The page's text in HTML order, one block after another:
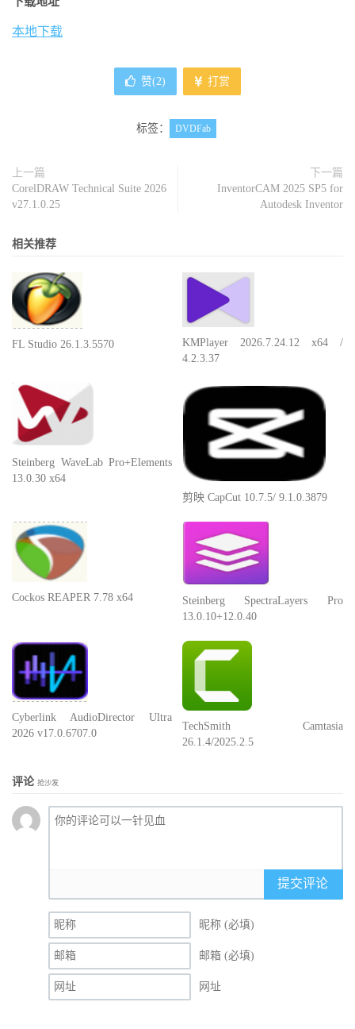
本地下载
赞(2) 打赏
标签： DVDFab
上一篇
CorelDRAW Technical Suite 2026
v27.1.0.25
下一篇
InventorCAM 2025 SP5 for
Autodesk Inventor
相关推荐
FL Studio 26.1.3.5570
KMPlayer 2026.7.24.12 x64 /
4.2.3.37
Steinberg WaveLab Pro+Elements
13.0.30 x64
剪映 CapCut 10.7.5/ 9.1.0.3879
Cockos REAPER 7.78 x64
Steinberg SpectraLayers Pro
13.0.10+12.0.40
Cyberlink AudioDirector Ultra
2026 v17.0.6707.0
TechSmith Camtasia
26.1.4/2025.2.5
评论 抢沙发
提交评论
昵称 (必填)
邮箱 (必填)
网址